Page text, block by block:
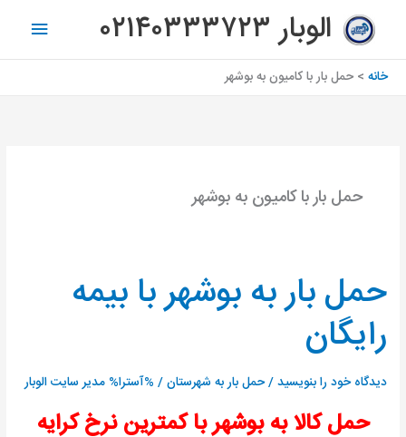
محتوا
الوبار ۰۲۱۴۰۳۳۳۷۲۳
اصلی
خانه حمل بار با کامیون به بوشهر
حمل بار با کامیون به بوشهر
حمل بار به بوشهر با بیمه
رایگان
دیدگاه‌ خود را بنویسید/حمل بار به شهرستان/ %آسترا% مدیر سایت الوبار
حمل کالا به بوشهر با کمترین نرخ کرایه
حمل
بار
بوشهر
رایگان